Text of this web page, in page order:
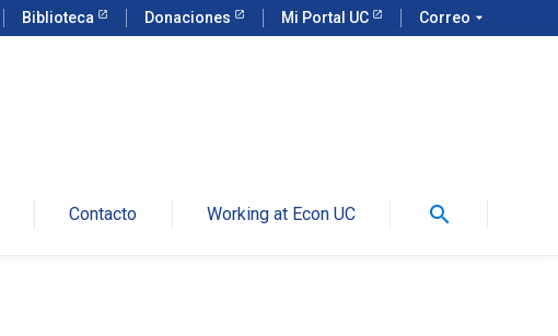
Biblioteca Donaciones Mi Portal UC Correo arrow_drop_down
Contacto Working at Econ UC search